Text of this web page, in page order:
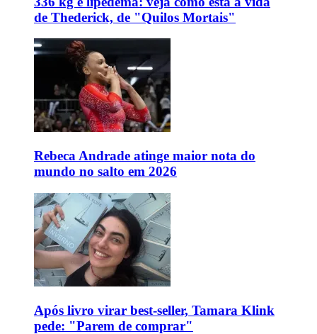
de Thederick, de "Quilos Mortais"
Rebeca Andrade atinge maior nota do
mundo no salto em 2026
Após livro virar best-seller, Tamara Klink
pede: "Parem de comprar"